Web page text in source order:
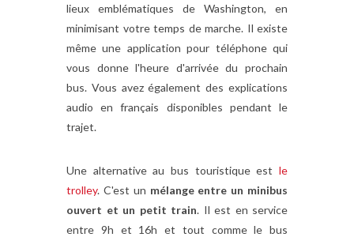
lieux emblématiques de Washington, en
minimisant votre temps de marche. Il existe
même une application pour téléphone qui
vous donne l'heure d'arrivée du prochain
bus. Vous avez également des explications
audio en français disponibles pendant le
trajet.
Une alternative au bus touristique est le
trolley. C'est un mélange entre un minibus
ouvert et un petit train. Il est en service
entre 9h et 16h et tout comme le bus